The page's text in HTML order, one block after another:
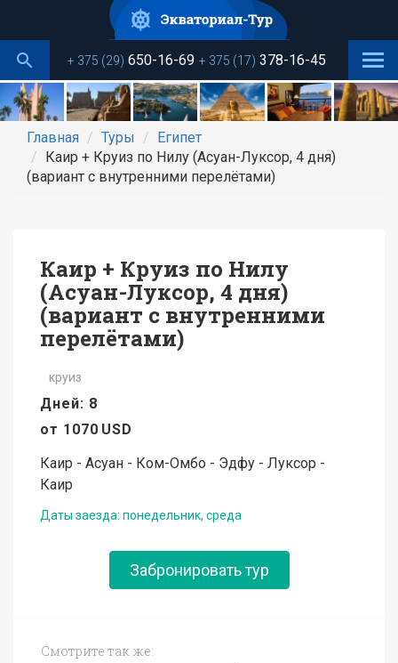
основному
содержанию+ 375 (29) 650-16-69 + 375 (17) 378-16-45
Главная Туры
Египет
Каир + Круиз по Нилу (Асуан-Луксор, 4 дня)
(вариант с внутренними перелётами)
Каир + Круиз по Нилу
(Асуан-Луксор, 4 дня)
(вариант с внутренними
перелётами)
круиз
Дней: 8
от 1070 USD
Каир - Асуан - Ком-Омбо - Эдфу - Луксор -
Каир
Даты заезда: понедельник, среда
Забронировать тур
Смотрите так же: